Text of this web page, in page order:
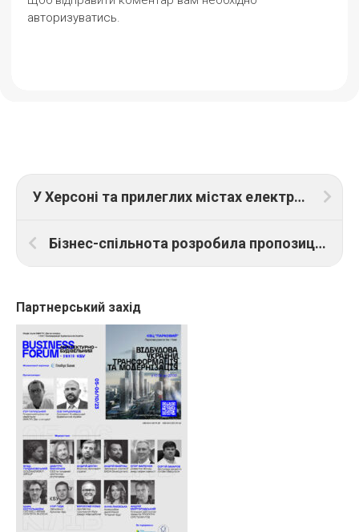
авторизуватись.
У Херсоні та прилеглих містах електропостачання відновили для майже 90% споживачів
Бізнес-спільнота розробила пропозиції щодо відновлення економіки України та покращення бізнес-клімату
Партнерський захід